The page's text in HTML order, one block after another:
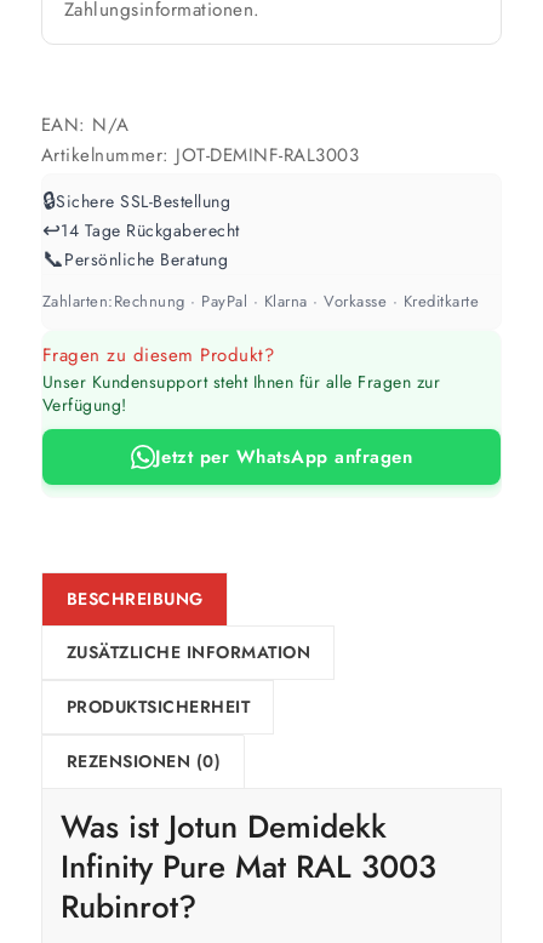
Werte sind Richtwerte und können je nach Untergrund und Werkzeug
abweichen. Für 10 % Reserve wird automatisch aufgerundet.
Zahlungsinformationen.
EAN: N/A
Artikelnummer: JOT-DEMINF-RAL3003
🔒Sichere SSL-Bestellung
↩️14 Tage Rückgaberecht
📞Persönliche Beratung
Zahlarten:Rechnung · PayPal · Klarna · Vorkasse · Kreditkarte
Fragen zu diesem Produkt?
Unser Kundensupport steht Ihnen für alle Fragen zur
Verfügung!
Jetzt per WhatsApp anfragen
BESCHREIBUNG
ZUSÄTZLICHE INFORMATION
PRODUKTSICHERHEIT
REZENSIONEN (0)
Was ist Jotun Demidekk
Infinity Pure Mat RAL 3003
Rubinrot?